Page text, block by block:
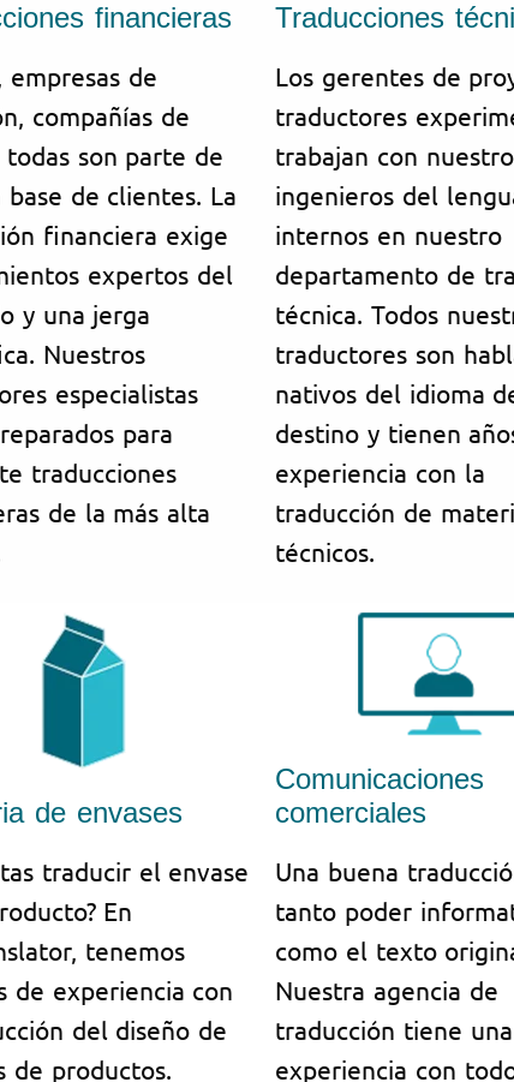
financieras
empresas de
compañías de
todas son parte de
base de clientes. La
financiera exige
expertos del
y una jerga
Nuestros
especialistas
para
traducciones
de la más alta
Traducciones
Los gerentes de
traductores
trabajan con
ingenieros del
internos en nuestro
departamento de
técnica. Todos
traductores son
nativos del idioma
destino y tienen
experiencia con la
traducción de
técnicos.
de envases
traducir el envase
En
tenemos
de experiencia con
del diseño de
de productos.
Comunicaciones
comerciales
Una buena
tanto poder
como el texto
Nuestra agencia de
traducción tiene
experiencia con